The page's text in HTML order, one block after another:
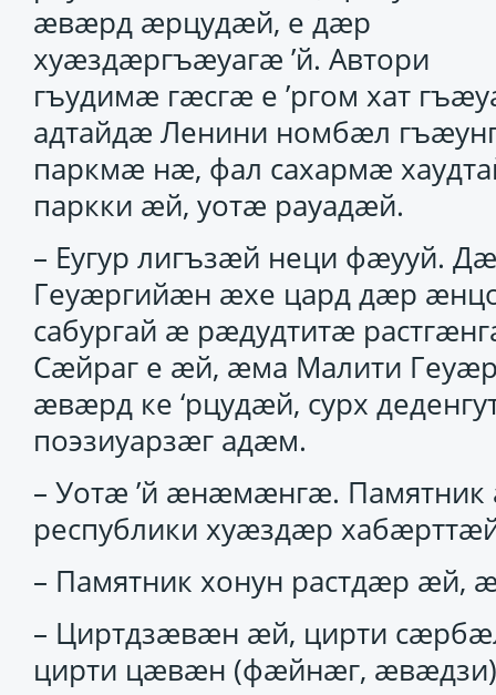
ӕвӕрд ӕрцудӕй, е дӕр
хуӕздӕргъӕуагӕ ’й. Автори
гъудимӕ гӕсгӕ е ’ргом хат
адтайдӕ Ленини номбӕл
паркмӕ нӕ, фал сахармӕ
паркки ӕй, уотӕ рауадӕй.
– Еугур лигъзӕй неци фӕууй.
Геуӕргийӕн ӕхе цард дӕр
сабургай ӕ рӕдудтитӕ
Сӕйраг е ӕй, ӕма Малити
ӕвӕрд ке ‘рцудӕй, сурх
поэзиуарзӕг адӕм.
– Уотӕ ’й ӕнӕмӕнгӕ.
республики хуӕздӕр
– Памятник хонун растдӕр ӕй,
– Циртдзӕвӕн ӕй, цирти
цирти цӕвӕн (фӕйнӕг,